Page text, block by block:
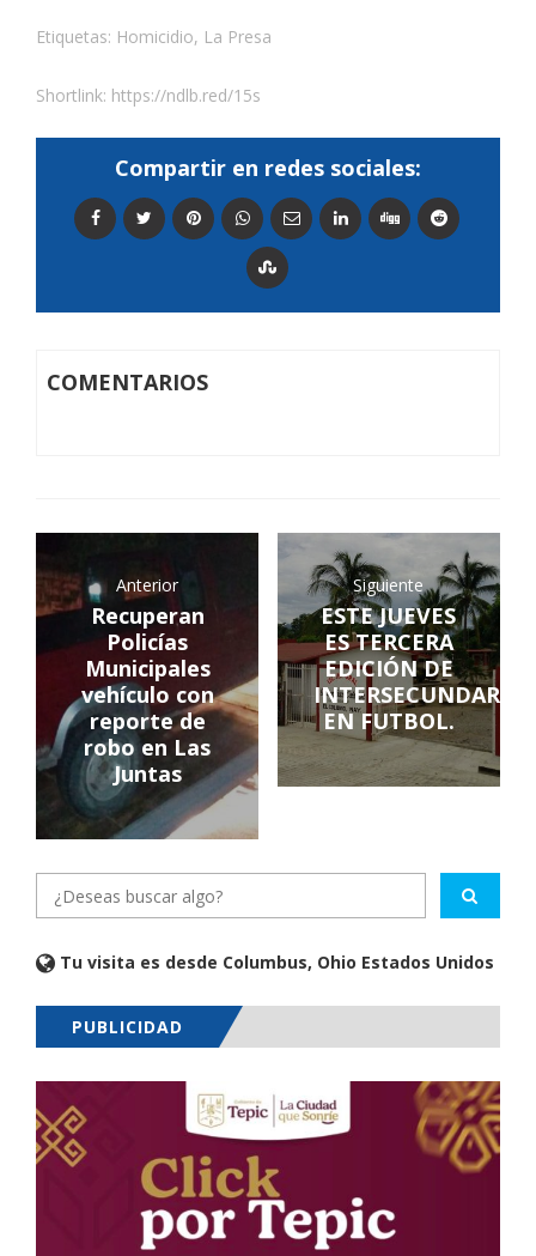
Etiquetas: Homicidio, La Presa
Shortlink: https://ndlb.red/15s
Compartir en redes sociales:
COMENTARIOS
Anterior
Recuperan
Policías
Municipales
vehículo con
reporte de
robo en Las
Juntas
Siguiente
ESTE JUEVES
ES TERCERA
EDICIÓN DE
INTERSECUNDARIAS
EN FUTBOL.
Tu visita es desde Columbus, Ohio Estados Unidos
PUBLICIDAD